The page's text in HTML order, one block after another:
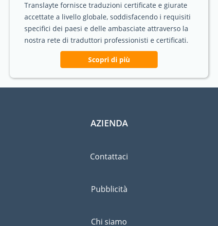
Translayte fornisce traduzioni certificate e giurate
accettate a livello globale, soddisfacendo i requisiti
specifici dei paesi e delle ambasciate attraverso la
nostra rete di traduttori professionisti e certificati.
Scopri di più
AZIENDA
Contattaci
Pubblicità
Chi siamo